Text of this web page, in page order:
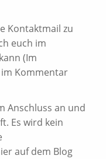
Kontaktmail zu
euch im
(Im
Kommentar
Anschluss an und
Es wird kein
auf dem Blog